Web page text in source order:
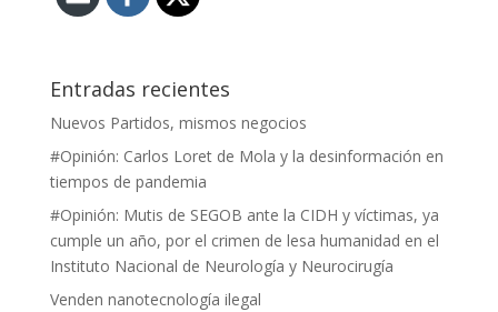
Entradas recientes
Nuevos Partidos, mismos negocios
#Opinión: Carlos Loret de Mola y la desinformación en
tiempos de pandemia
#Opinión: Mutis de SEGOB ante la CIDH y víctimas, ya
cumple un año, por el crimen de lesa humanidad en el
Instituto Nacional de Neurología y Neurocirugía
Venden nanotecnología ilegal